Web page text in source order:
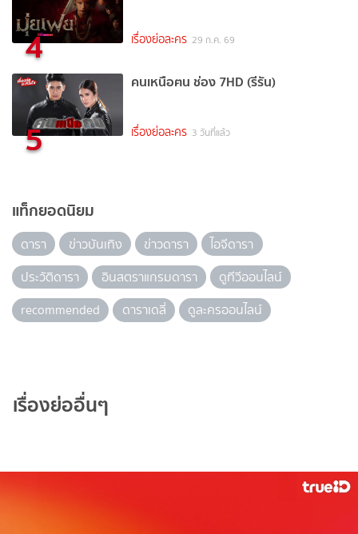
4 เรื่องย่อละคร 29 ก.ค. 69
5
คนเหนือฅน ช่อง 7HD (รีรัน)
เรื่องย่อละคร 3 วันที่แล้ว
แท็กยอดนิยม
ดารา ข่าวบันเทิง ข่าวดารา
ไอจีดารา
ประวัติดารา
อินสตราแกรมดารา
ดูทีวีออนไลน์
recommended
ดาราเดลี่ ดูละครออนไลน์
เรื่องย่ออื่นๆ